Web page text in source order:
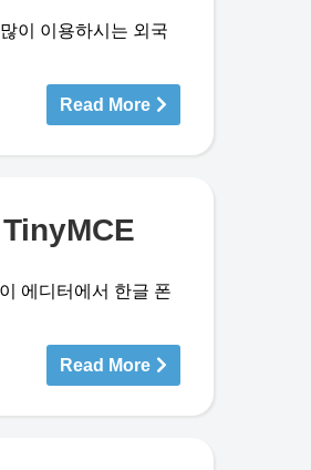
이 이용하시는 외국
Read More
에디터에서 한글 폰
Read More